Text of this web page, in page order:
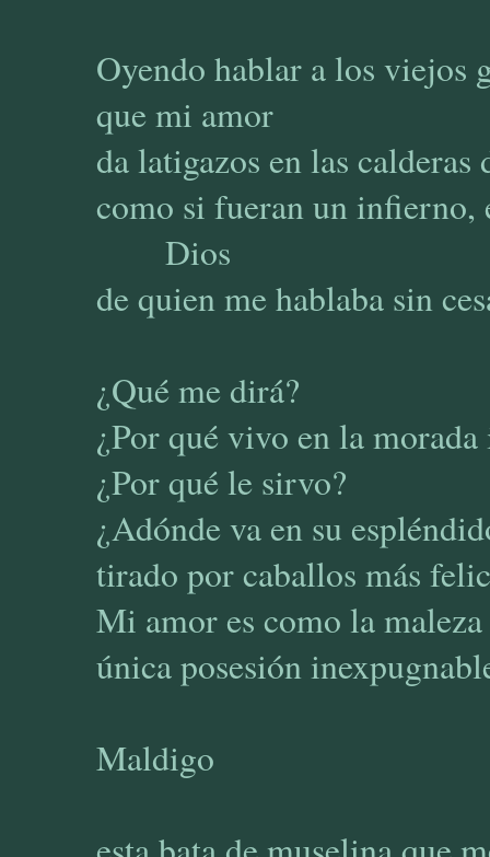
Oyendo hablar a los viejos
que mi amor
da latigazos en las
como si fueran un infierno,
Dios
de quien me hablaba sin
¿Qué me dirá?
¿Por qué vivo en la
¿Por qué le sirvo?
¿Adónde va en su
tirado por caballos más
Mi amor es como la
única posesión
Maldigo